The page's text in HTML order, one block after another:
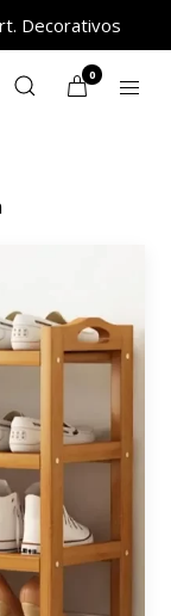
Decorativos
0